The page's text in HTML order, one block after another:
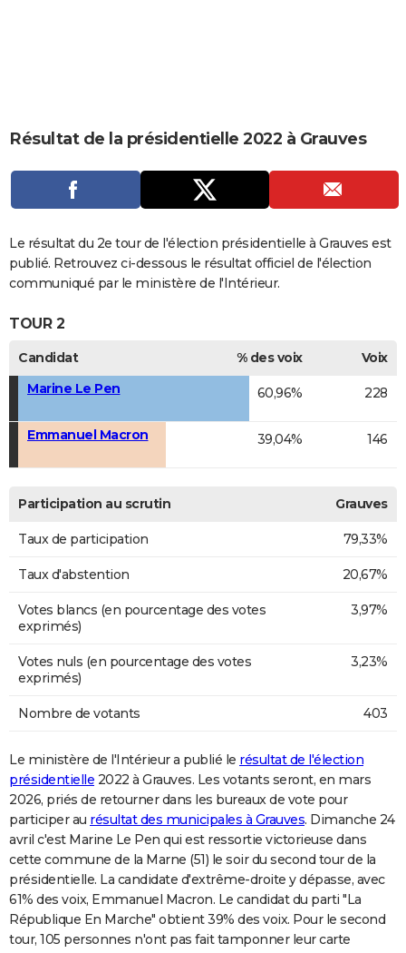
CARTE DE VOEUX
DICTIONNAIRE
Dictionnaire
Biographies
Expressions
Proverbes
PROGRAMME TV
COPAINS D'AVANT
Se connecter
Collèges
Universités
Entreprises
Service militaire
Avis de recherche
AVIS DE DÉCÈS
FORUM
Bricolage
Culture
Television
Voyage
Résultat de la présidentielle 2022 à Grauves
Le résultat du 2e tour de l'élection présidentielle à Grauves est
publié. Retrouvez ci-dessous le résultat officiel de l'élection
communiqué par le ministère de l'Intérieur.
TOUR 2
Candidat % des voix
Voix
Marine Le Pen
60,96% 228
Emmanuel Macron 39,04% 146
Participation au scrutin Grauves
Taux de participation 79,33%
Taux d'abstention 20,67%
Votes blancs (en pourcentage des votes
exprimés)
3,97%
Votes nuls (en pourcentage des votes
exprimés)
3,23%
Nombre de votants 403
Le ministère de l'Intérieur a publié le résultat de l'élection
présidentielle 2022 à Grauves. Les votants seront, en mars
2026, priés de retourner dans les bureaux de vote pour
participer au résultat des municipales à Grauves. Dimanche 24
avril c'est Marine Le Pen qui est ressortie victorieuse dans
cette commune de la Marne (51) le soir du second tour de la
présidentielle. La candidate d'extrême-droite y dépasse, avec
61% des voix, Emmanuel Macron. Le candidat du parti "La
République En Marche" obtient 39% des voix. Pour le second
tour, 105 personnes n'ont pas fait tamponner leur carte